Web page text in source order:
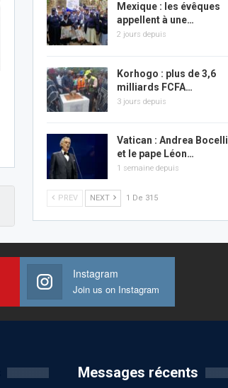
Mexique : les évêques
appellent à une…
2 jours depuis
Korhogo : plus de 3,6
milliards FCFA…
3 jours depuis
Vatican : Andrea Bocelli
et le pape Léon…
1 semaine depuis
PREV NEXT 1 De 315
Instagram
Join us on Instagram
Messages récents